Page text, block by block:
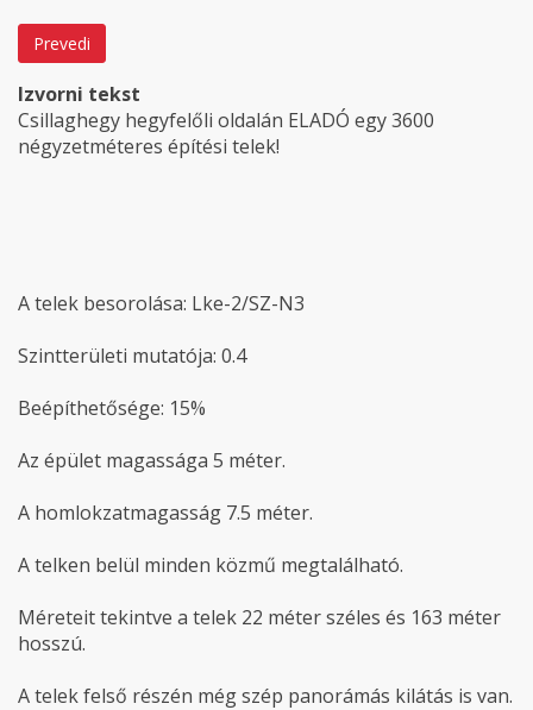
Prevedi
Izvorni tekst
Csillaghegy hegyfelőli oldalán ELADÓ egy 3600
négyzetméteres építési telek!
A telek besorolása: Lke-2/SZ-N3
Szintterületi mutatója: 0.4
Beépíthetősége: 15%
Az épület magassága 5 méter.
A homlokzatmagasság 7.5 méter.
A telken belül minden közmű megtalálható.
Méreteit tekintve a telek 22 méter széles és 163 méter
hosszú.
A telek felső részén még szép panorámás kilátás is van.